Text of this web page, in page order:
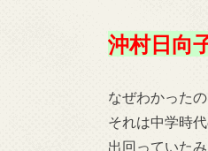
沖村日向
なぜわかったの
それは中学時
出回っていた